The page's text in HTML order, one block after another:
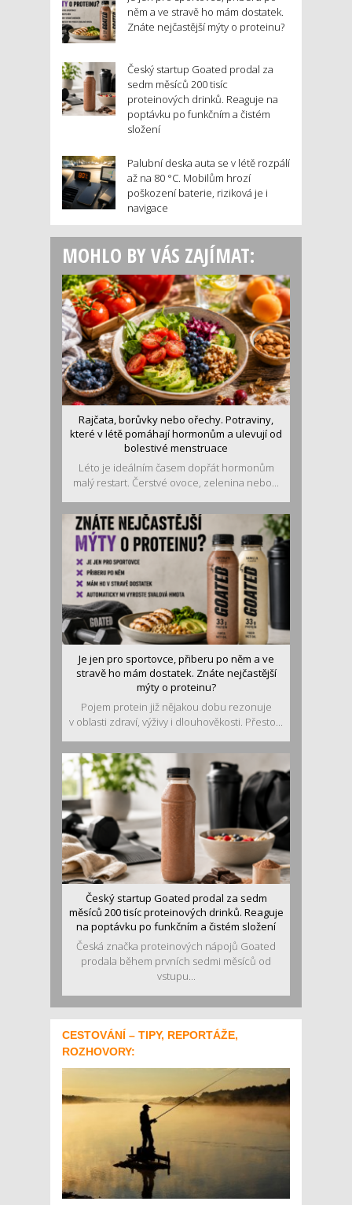
něm a ve stravě ho mám dostatek.
Znáte nejčastější mýty o proteinu?
Český startup Goated prodal za
sedm měsíců 200 tisíc
proteinových drinků. Reaguje na
poptávku po funkčním a čistém
složení
Palubní deska auta se v létě rozpálí
až na 80 °C. Mobilům hrozí
poškození baterie, riziková je i
navigace
MOHLO BY VÁS ZAJÍMAT:
Rajčata, borůvky nebo ořechy. Potraviny,
které v létě pomáhají hormonům a ulevují od
bolestivé menstruace
Léto je ideálním časem dopřát hormonům
malý restart. Čerstvé ovoce, zelenina nebo...
Je jen pro sportovce, přiberu po něm a ve
stravě ho mám dostatek. Znáte nejčastější
mýty o proteinu?
Pojem protein již nějakou dobu rezonuje
v oblasti zdraví, výživy i dlouhověkosti. Přesto...
Český startup Goated prodal za sedm
měsíců 200 tisíc proteinových drinků. Reaguje
na poptávku po funkčním a čistém složení
Česká značka proteinových nápojů Goated
prodala během prvních sedmi měsíců od
vstupu...
CESTOVÁNÍ – TIPY, REPORTÁŽE,
ROZHOVORY: